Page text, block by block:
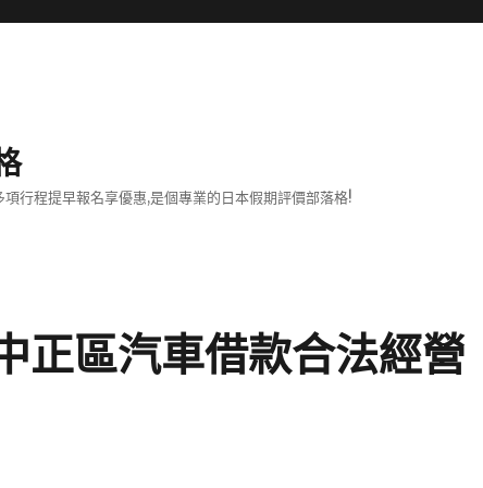
行程提早報名享優惠,是個專業的日本假期評價部落格!
正區汽車借款合法經營